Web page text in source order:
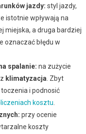
jazdy: styl jazdy,
istotnie wpływają na
miejska, a druga bardziej
oznaczać błędu w
spalanie: na zużycie
klimatyzacja . Zbyt
i podnosić
kosztu
przy ocenie
koszty